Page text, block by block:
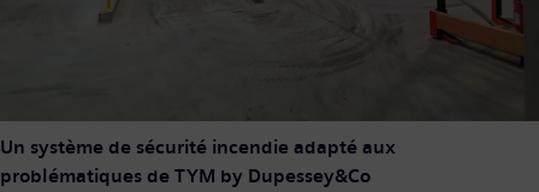
Un système de sécurité incendie adapté aux
problématiques de TYM by Dupessey&Co